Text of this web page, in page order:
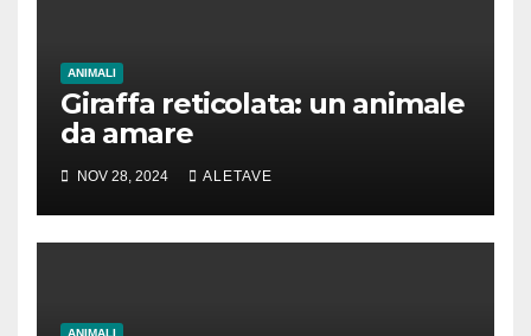
ANIMALI
Giraffa reticolata: un animale
da amare
NOV 28, 2024 ALETAVE
ANIMALI